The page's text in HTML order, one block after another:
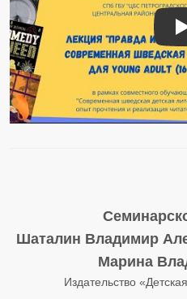
Шаталин Владимир
Марина
Издательство